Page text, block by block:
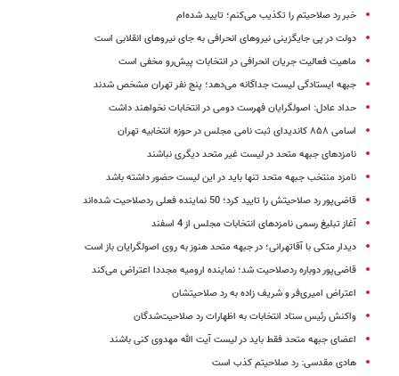
خبر رد صلاحیتم را تکذیب می‌کنم؛ تایید شده‌ام
دولت در پی جایگزینی نیروهای انحرافی به جای نیروهای انقلابی است
ماهیت فعالیت جریان انحرافی در انتخابات پیش‌رو مخفی است
جبهه ایستادگی لیست جداگانه می‌دهد؛ پنج نفر تهران مشخص شدند
حداد عادل: اصولگرایان فهرست دومی در انتخابات نخواهند داشت
اسامی ۸۵۸ کاندیدای ثبت نامی مجلس در حوزه انتخابیه تهران
نامزدهای جبهه متحد در لیست غیر متحد دیگری نباشند
نامزد منتخب جبهه متحد تنها باید در این لیست حضور داشته باشد
قاضی‌پور رد صلاحیتش را تایید کرد؛ 50 نماینده فعلی ردصلاحیت شده‌اند
آغاز تبلیغ رسمی نامزدهای انتخابات مجلس از 4 اسفند
دیدار متکی با آقاتهرانی؛ در جبهه متحد هنوز به روی اصولگرایان باز است
قاضی‌پور دوباره ردصلاحیت شد؛ نماینده ارومیه مجددا اعتراض می‌کند
اعتراض امیری‌فر و شریف زاده به رد صلاحیتشان
واکنش رئیس ستاد انتخابات به اظهارات رد صلاحیت‌شدگان
اعضای جبهه متحد فقط باید در لیست آیت الله مهدوی کنی باشند
هادی مقدسی: رد صلاحیتم کذب است